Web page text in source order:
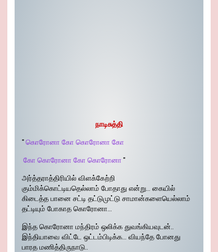
நாடிசுத்தி
" கொரோனா கோ கொரோனா கோ
கோ கொரோனா கோ கொரோனா "
அர்த்தராத்திரியில் விளக்கேற்றி
கும்மிக்கொட்டியதெல்லாம் போதாது என்று… கையில்
கிடைத்த பானை சட்டி தட்டுமுட்டு சாமான்களையெல்லாம்
தட்டியும் போகாத கொரோனா…
இந்த கொரோனா மந்திரம் ஒலிக்க துவங்கியவுடன்..
இந்தியாவை விட்டே ஒட்டம்பிடிக்க… வியந்தே போனது
பாரத மணித்திருநாடு..